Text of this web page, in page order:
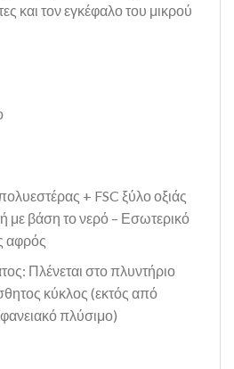
και τον εγκέφαλο του μικρού
+ FSC ξύλο οξιάς
με βάση το νερό – Εσωτερικό
αφρός
Πλένεται στο πλυντήριο
κύκλος (εκτός από
πλύσιμο)